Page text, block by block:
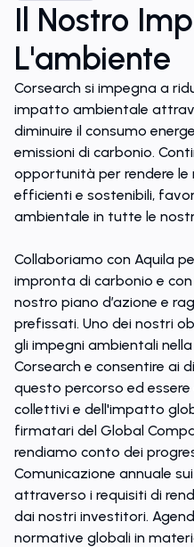
Il Nostro
L'ambiente
Corsearch si impegna a
impatto ambientale
diminuire il consumo
emissioni di carbonio.
opportunità per rendere le
efficienti e sostenibili,
ambientale in tutte le
Collaboriamo con Aquila
impronta di carbonio e
nostro piano d’azione e
prefissati. Uno dei nostri
gli impegni ambientali
Corsearch e consentire ai
questo percorso ed
collettivi e dell'impatto
firmatari del Global
rendiamo conto dei
Comunicazione annuale
attraverso i requisiti di
dai nostri investitori.
normative globali in